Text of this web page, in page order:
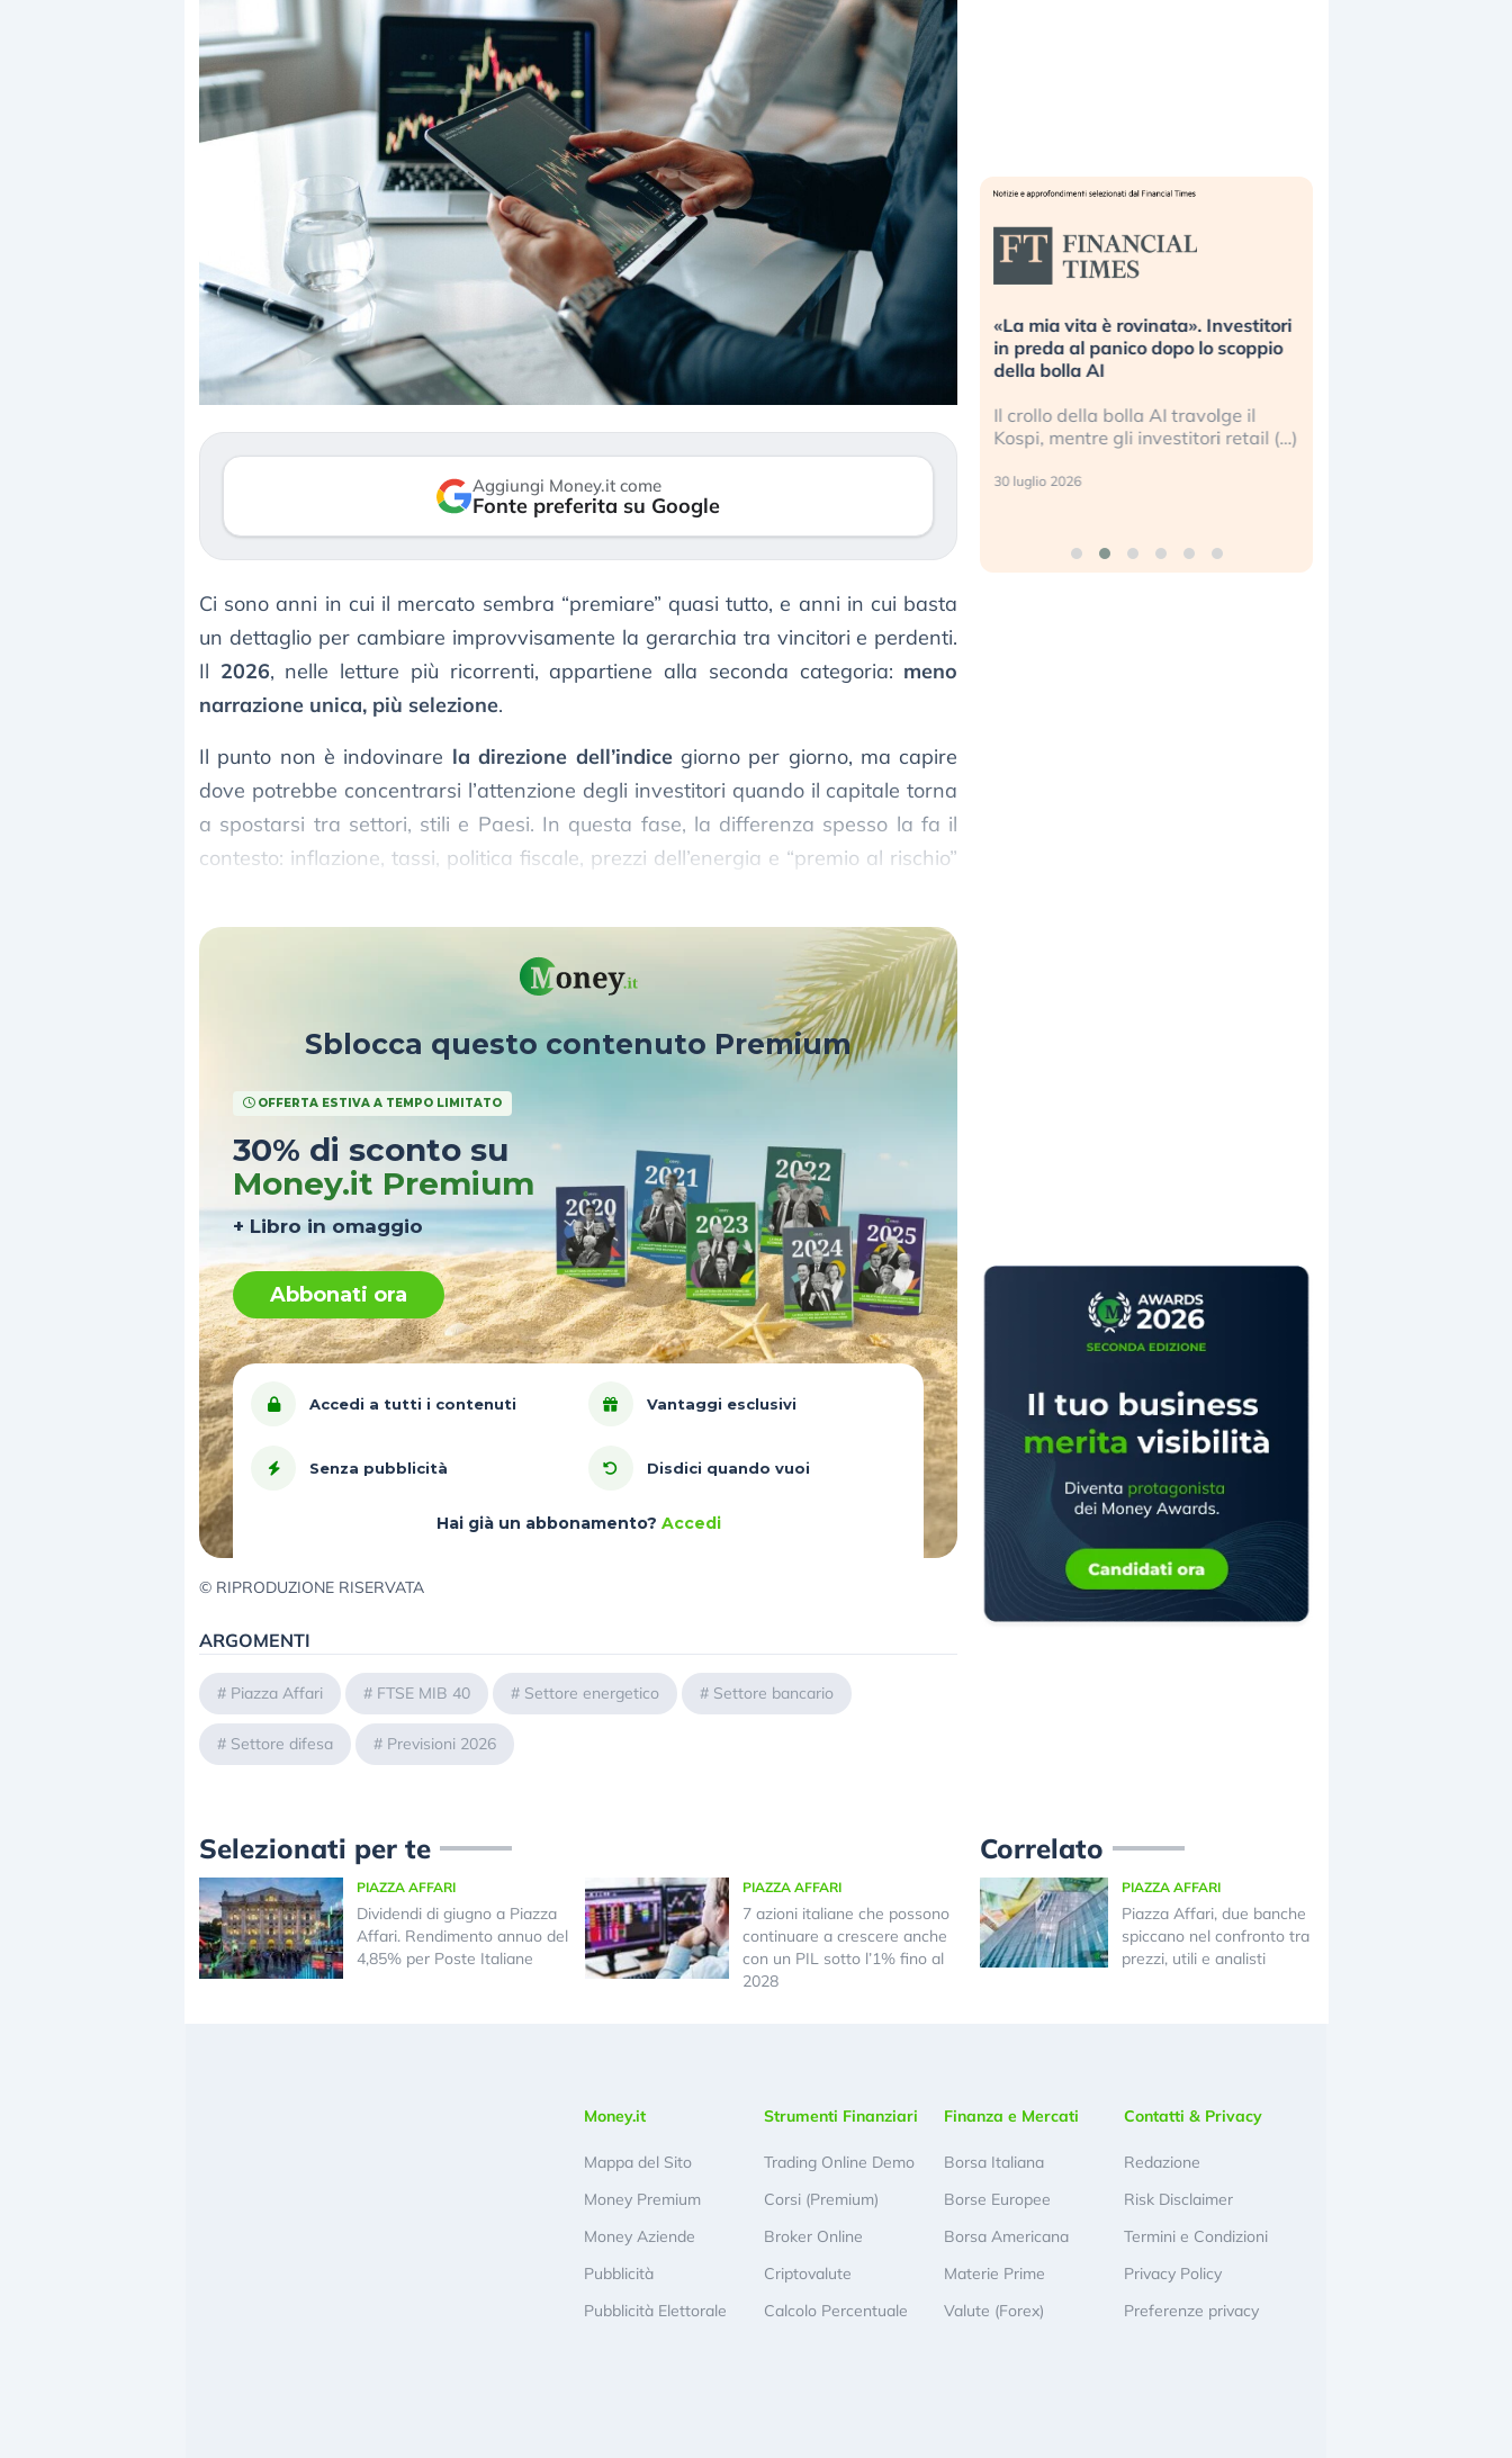
Aggiungi Money.it come
Fonte preferita su Google
Ci sono anni in cui il mercato sembra “premiare” quasi tutto, e anni in cui basta
un dettaglio per cambiare improvvisamente la gerarchia tra vincitori e perdenti.
Il 2026, nelle letture più ricorrenti, appartiene alla seconda categoria: meno
narrazione unica, più selezione.
Il punto non è indovinare la direzione dell’indicegiorno per giorno, ma capire
dove potrebbe concentrarsi l’attenzione degli investitori quando il capitale torna
a spostarsi tra settori, stili e Paesi. In questa fase, la differenza spesso la fa il
contesto: inflazione, tassi, politica fiscale, prezzi dell’energia e “premio al rischio”
Sblocca questo contenuto Premium
OFFERTA ESTIVA A TEMPO LIMITATO
30% di sconto su
Money.it Premium
+ Libro in omaggio
Abbonati ora
Accedi a tutti i contenuti Vantaggi esclusivi
Senza pubblicità Disdici quando vuoi
Hai già un abbonamento? Accedi
© RIPRODUZIONE RISERVATA
ARGOMENTI
# Piazza Affari # FTSE MIB 40 # Settore energetico # Settore bancario
# Settore difesa # Previsioni 2026
Dalle valutazioni estreme alla
correzione. Cosa sta guidando il
repricing degli asset?
mostrando segni di stanchezza
verso le (…)
3 agosto 2026
«La mia vita è rovinata». Investitori
in preda al panico dopo lo scoppio
della bolla AI
Il crollo della bolla AI travolge il
Kospi, mentre gli investitori retail (…)
30 luglio 2026
Selezionati per te
PIAZZA AFFARI
Dividendi di giugno a Piazza
Affari. Rendimento annuo del
4,85% per Poste Italiane
PIAZZA AFFARI
7 azioni italiane che possono
continuare a crescere anche
con un PIL sotto l’1% fino al
2028
Correlato
PIAZZA AFFARI
Piazza Affari, due banche
spiccano nel confronto tra
prezzi, utili e analisti
Money.it
Mappa del Sito
Money Premium
Money Aziende
Pubblicità
Pubblicità Elettorale
Strumenti Finanziari
Trading Online Demo
Corsi (Premium)
Broker Online
Criptovalute
Calcolo Percentuale
Finanza e Mercati
Borsa Italiana
Borse Europee
Borsa Americana
Materie Prime
Valute (Forex)
Contatti & Privacy
Redazione
Risk Disclaimer
Termini e Condizioni
Privacy Policy
Preferenze privacy